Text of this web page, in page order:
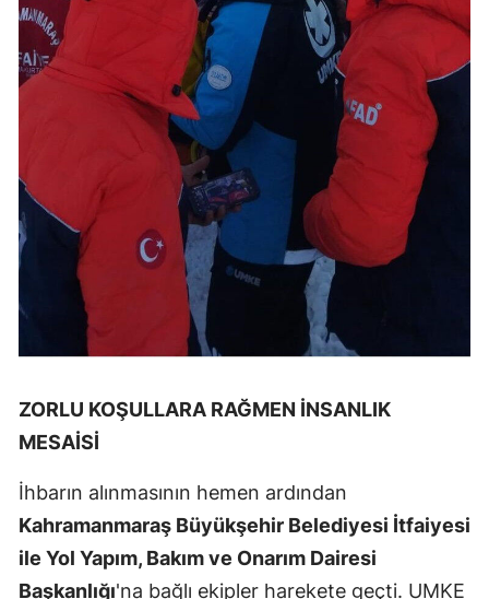
ZORLU KOŞULLARA RAĞMEN İNSANLIK
MESAİSİ
İhbarın alınmasının hemen ardından
Kahramanmaraş Büyükşehir Belediyesi İtfaiyesi
ile Yol Yapım, Bakım ve Onarım Dairesi
Başkanlığı'na bağlı ekipler harekete geçti. UMKE